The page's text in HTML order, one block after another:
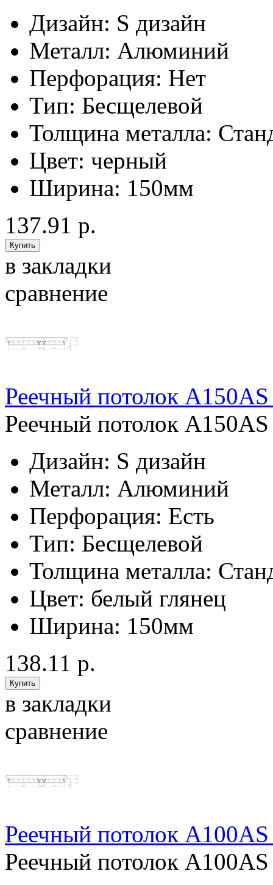
Дизайн: S дизайн
Металл: Алюминий
Перфорация: Нет
Тип: Бесщелевой
Толщина металла:
Цвет: черный
Ширина: 150мм
137.91 р.
в закладки
сравнение
Реечный потолок
Реечный потолок
Дизайн: S дизайн
Металл: Алюминий
Перфорация: Есть
Тип: Бесщелевой
Толщина металла:
Цвет: белый глянец
Ширина: 150мм
138.11 р.
в закладки
сравнение
Реечный потолок
Реечный потолок